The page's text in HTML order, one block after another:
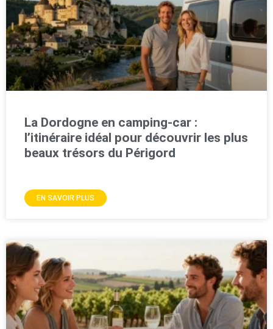
La Dordogne en camping-car :
l’itinéraire idéal pour découvrir les plus
beaux trésors du Périgord
EN SAVOIR PLUS